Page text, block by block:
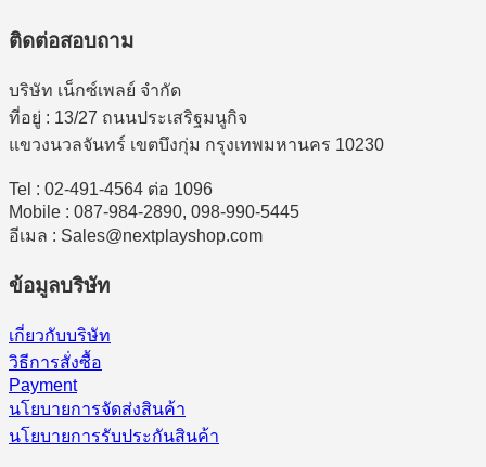
ติดต่อสอบถาม
บริษัท เน็กซ์เพลย์ จำกัด
ที่อยู่ : 13/27 ถนนประเสริฐมนูกิจ
แขวงนวลจันทร์ เขตบึงกุ่ม กรุงเทพมหานคร 10230
Tel : 02-491-4564 ต่อ 1096
Mobile : 087-984-2890, 098-990-5445
อีเมล : Sales@nextplayshop.com
ข้อมูลบริษัท
เกี่ยวกับบริษัท
วิธีการสั่งซื้อ
Payment
นโยบายการจัดส่งสินค้า
นโยบายการรับประกันสินค้า